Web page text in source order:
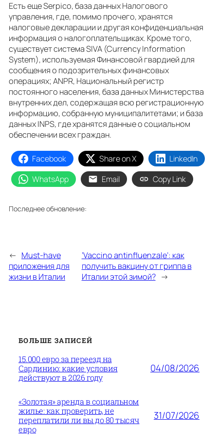
Есть еще Serpico, база данных Налогового
управления, где, помимо прочего, хранятся
налоговые декларации и другая конфиденциальная
информация о налогоплательщиках. Кроме того,
существует система SIVA (Currency Information
System), используемая Финансовой гвардией для
сообщения о подозрительных финансовых
операциях; ANPR, Национальный регистр
постоянного населения, база данных Министерства
внутренних дел, содержащая всю регистрационную
информацию, собранную муниципалитетами; и база
данных INPS, где хранятся данные о социальном
обеспечении всех граждан.
Facebook Share on X
LinkedIn
WhatsApp
Email Copy Link
Последнее обновление:
← Must-have
приложения для
жизни в Италии
‘Vaccino antinfluenzale’: как
получить вакцину от гриппа в
Италии этой зимой? →
БОЛЬШЕ ЗАПИСЕЙ
15.000 евро за переезд на
Сардинию: какие условия
действуют в 2026 году
04/08/2026
«Золотая» аренда в социальном
жилье: как проверить, не
переплатили ли вы до 80 тысяч
евро
31/07/2026